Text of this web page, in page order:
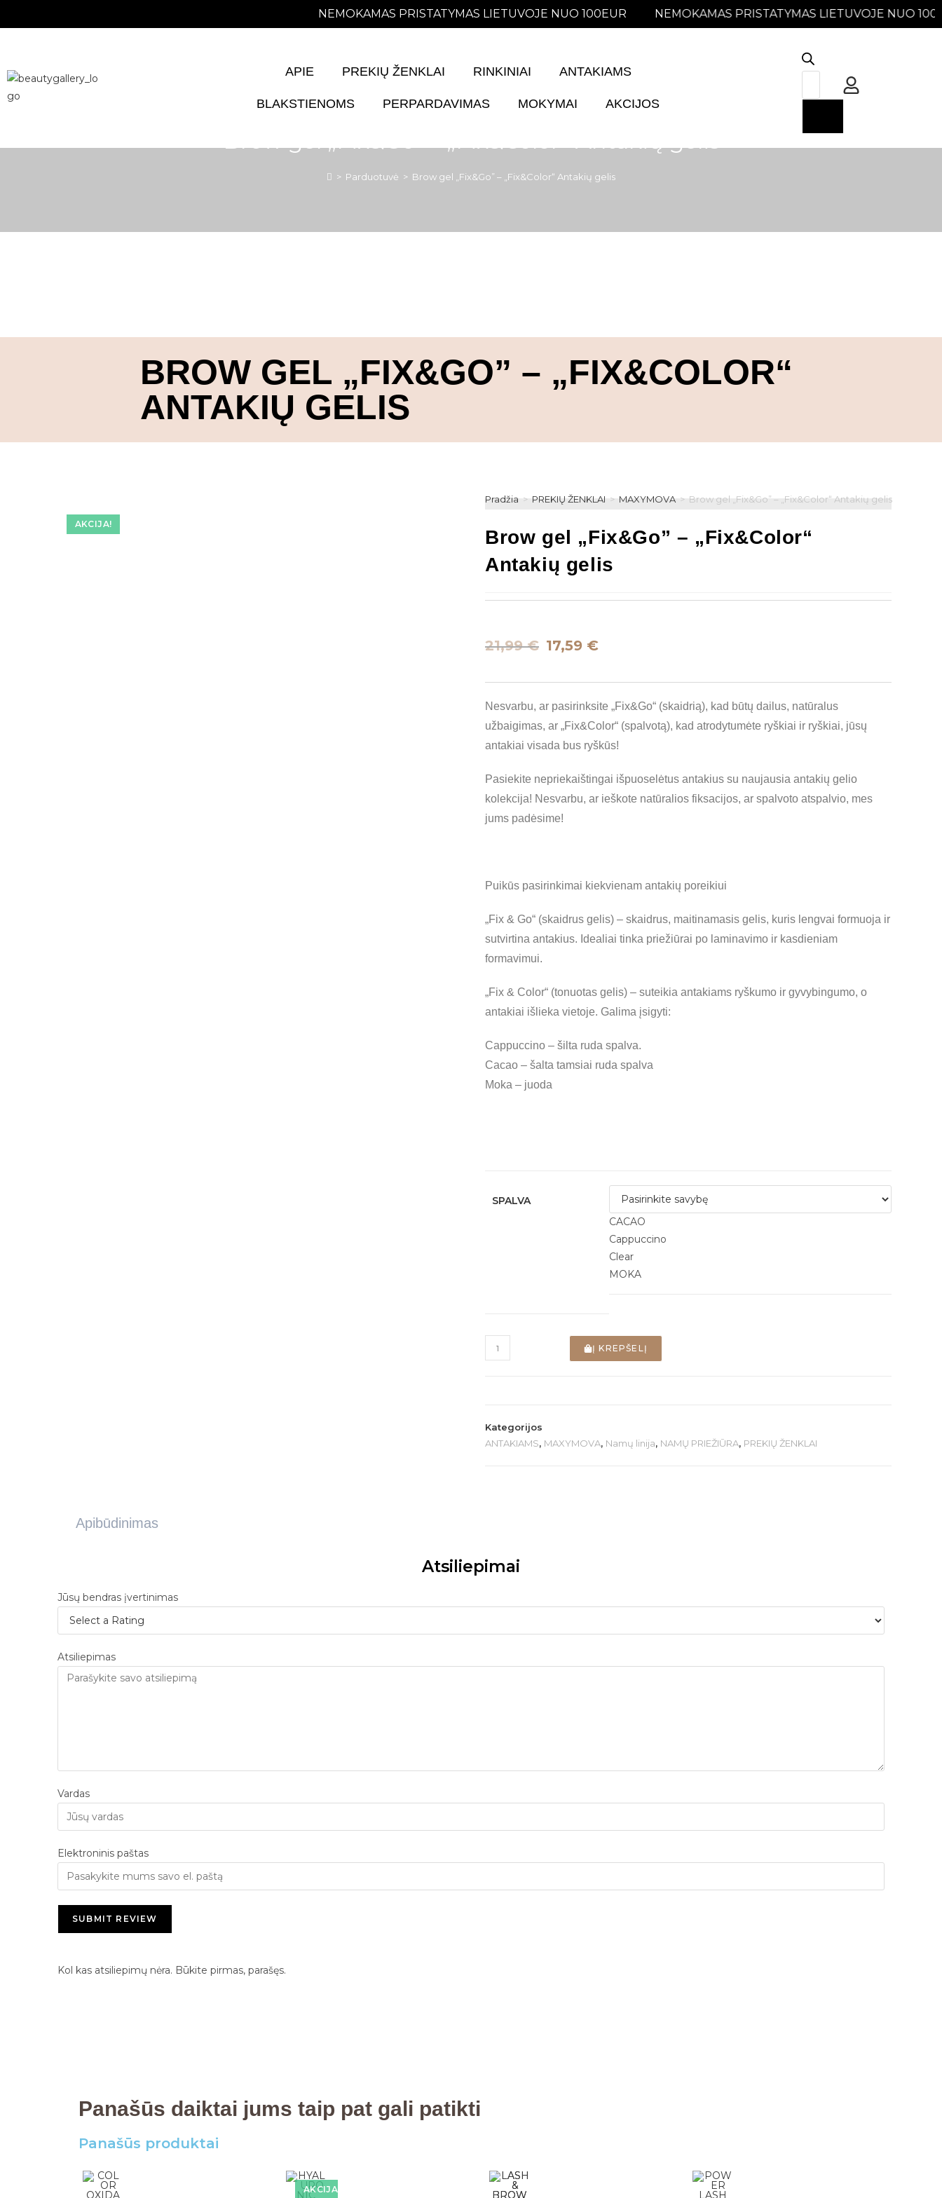
NEMOKAMAS PRISTATYMAS LIETUVOJE NUO 100EUR NEMOKAMAS PRISTATYMAS LIETUVOJE NUO
APIE PREKIŲ ŽENKLAI RINKINIAI ANTAKIAMS
BLAKSTIENOMS PERPARDAVIMAS MOKYMAI AKCIJOS
Brow gel „Fix&Go” – „Fix&Color“ Antakių gelis
> Parduotuvė > Brow gel „Fix&Go” – „Fix&Color“ Antakių gelis
BROW GEL „FIX&GO” – „FIX&COLOR“
ANTAKIŲ GELIS
AKCIJA!
Pradžia > PREKIŲ ŽENKLAI > MAXYMOVA > Brow gel „Fix&Go” – „Fix&Color“ Antakių gelis
Brow gel „Fix&Go” – „Fix&Color“
Antakių gelis
21,99€ 17,59 €
Nesvarbu, ar pasirinksite „Fix&Go“ (skaidrią), kad būtų dailus, natūralus
užbaigimas, ar „Fix&Color“ (spalvotą), kad atrodytumėte ryškiai ir ryškiai, jūsų
antakiai visada bus ryškūs!
Pasiekite nepriekaištingai išpuoselėtus antakius su naujausia antakių gelio
kolekcija! Nesvarbu, ar ieškote natūralios fiksacijos, ar spalvoto atspalvio, mes
jums padėsime!
Puikūs pasirinkimai kiekvienam antakių poreikiui
„Fix & Go“ (skaidrus gelis) – skaidrus, maitinamasis gelis, kuris lengvai formuoja ir
sutvirtina antakius. Idealiai tinka priežiūrai po laminavimo ir kasdieniam
formavimui.
„Fix & Color“ (tonuotas gelis) – suteikia antakiams ryškumo ir gyvybingumo, o
antakiai išlieka vietoje. Galima įsigyti:
Cappuccino – šilta ruda spalva.
Cacao – šalta tamsiai ruda spalva
Moka – juoda
SPALVA
CACAO
Cappuccino
Clear
MOKA
Į KREPŠELĮ
Kategorijos
ANTAKIAMS, MAXYMOVA, Namų linija, NAMŲ PRIEŽIŪRA, PREKIŲ ŽENKLAI
Apibūdinimas
Atsiliepimai
Jūsų bendras įvertinimas
Atsiliepimas
Vardas
Elektroninis paštas
SUBMIT REVIEW
Kol kas atsiliepimų nėra. Būkite pirmas, parašęs.
Panašūs daiktai jums taip pat gali patikti
Panašūs produktai
AKCIJA!